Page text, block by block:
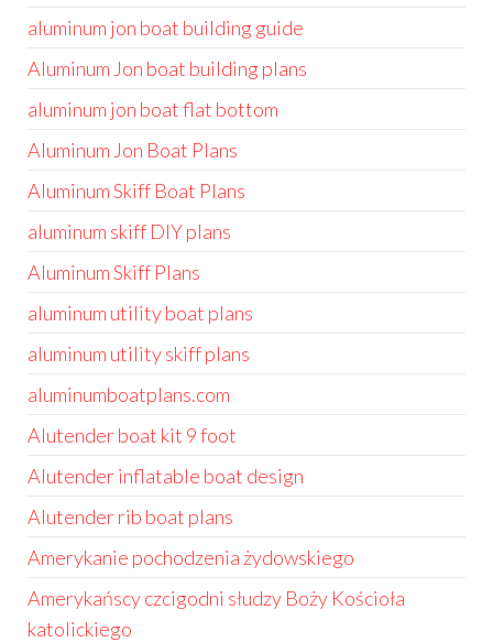
aluminum jon boat building guide
Aluminum Jon boat building plans
aluminum jon boat flat bottom
Aluminum Jon Boat Plans
Aluminum Skiff Boat Plans
aluminum skiff DIY plans
Aluminum Skiff Plans
aluminum utility boat plans
aluminum utility skiff plans
aluminumboatplans.com
Alutender boat kit 9 foot
Alutender inflatable boat design
Alutender rib boat plans
Amerykanie pochodzenia żydowskiego
Amerykańscy czcigodni słudzy Boży Kościoła
katolickiego